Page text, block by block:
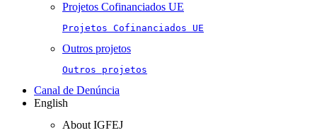
Projetos Cofinanciados UE
Projetos Cofinanciados UE
Outros projetos
Outros projetos
Canal de Denúncia
English
About IGFEJ